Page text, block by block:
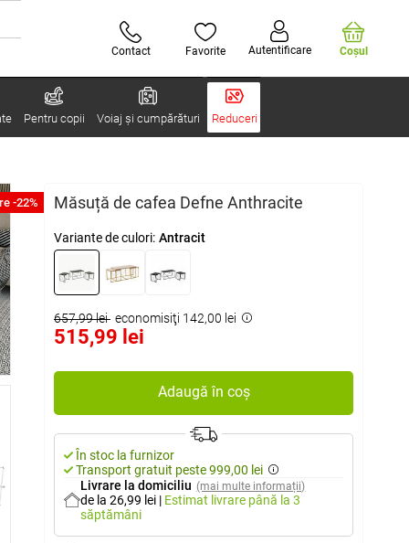
Contact Favorite Autentificare Coşul
Pentru copii Voiaj și cumpărături Reduceri
-22% Măsuță de cafea Defne Anthracite
Variante de culori: Antracit
657,99 lei economisiţi 142,00 lei
515,99 lei
Adaugă în coș
În stoc la furnizor
Transport gratuit peste 999,00 lei
Livrare la domiciliu (mai multe informații)
de la 26,99 lei | Estimat livrare până la 3
săptămâni